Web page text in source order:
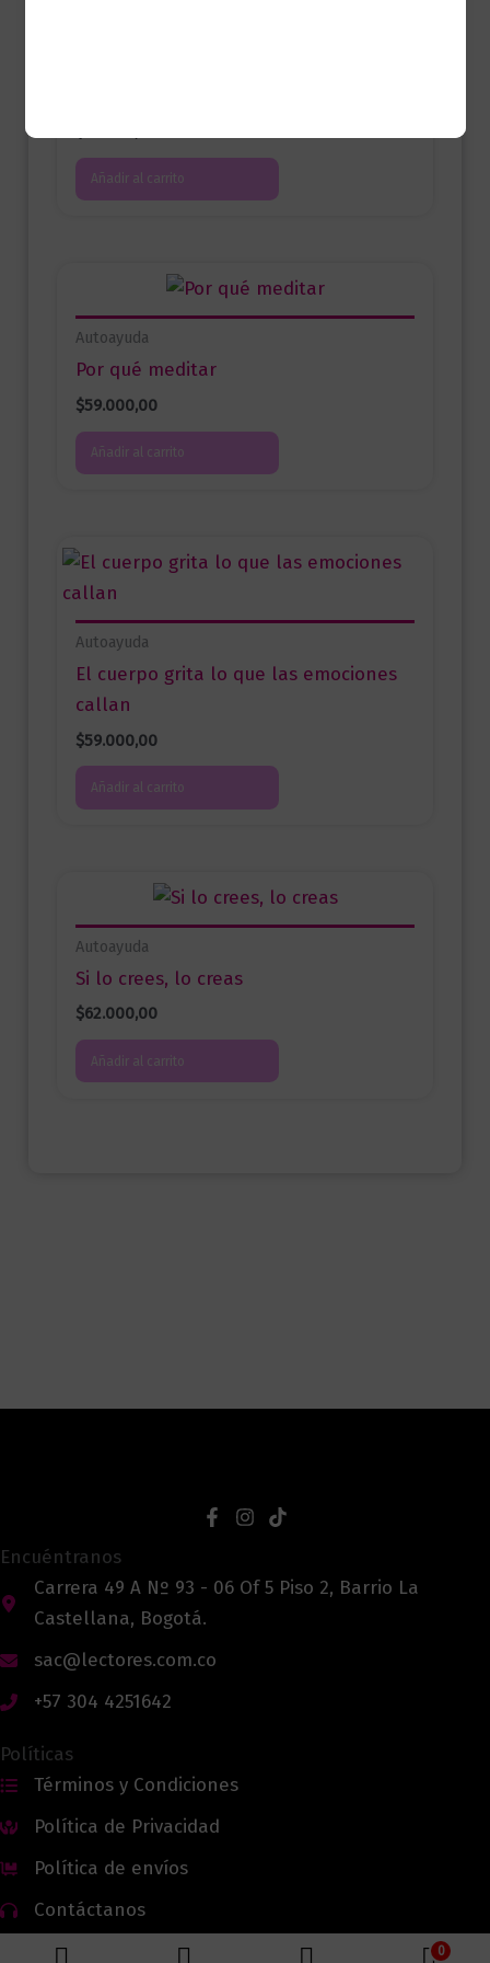
Añadir al carrito
Autoayuda
Por qué meditar
$59.000,00
Añadir al carrito
Autoayuda
El cuerpo grita lo que las emociones
callan
$59.000,00
Añadir al carrito
Autoayuda
Si lo crees, lo creas
$62.000,00
Añadir al carrito
Encuéntranos
Carrera 49 A Nº 93 - 06 Of 5 Piso 2, Barrio La
Castellana, Bogotá.
sac@lectores.com.co
+57 304 4251642
Políticas
Términos y Condiciones
Política de Privacidad
Política de envíos
Contáctanos
0